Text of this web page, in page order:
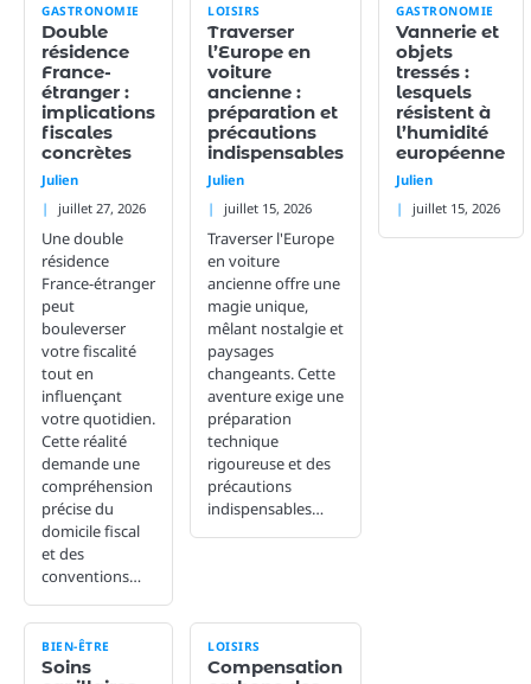
GASTRONOMIE
Double
résidence
France-
étranger :
implications
fiscales
concrètes
Julien
juillet 27, 2026
Une double
résidence
France-étranger
peut
bouleverser
votre fiscalité
tout en
influençant
votre quotidien.
Cette réalité
demande une
compréhension
précise du
domicile fiscal
et des
conventions…
LOISIRS
Traverser
l’Europe en
voiture
ancienne :
préparation et
précautions
indispensables
Julien
juillet 15, 2026
Traverser l'Europe
en voiture
ancienne offre une
magie unique,
mêlant nostalgie et
paysages
changeants. Cette
aventure exige une
préparation
technique
rigoureuse et des
précautions
indispensables…
GASTRONOMIE
Vannerie et
objets
tressés :
lesquels
résistent à
l’humidité
européenne
Julien
juillet 15, 2026
BIEN-ÊTRE
Soins
LOISIRS
Compensation